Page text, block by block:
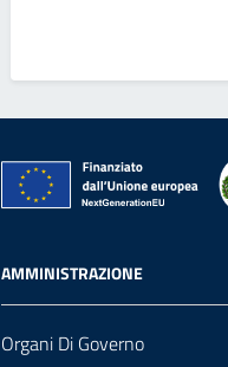
AMMINISTRAZIONE
Organi Di Governo